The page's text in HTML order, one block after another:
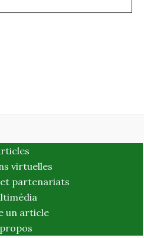
virtuelles
partenariats
un article